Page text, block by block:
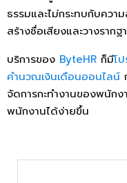
ธรรมและไม่กระทบกับคว
สร้างชื่อเสียงและวางรากฐ
บริการของ ByteHR ก็มีโ
คำนวณเงินเดือนออนไลน์
จัดการกะทำงานของพนักง
พนักงานได้ง่ายขึ้น